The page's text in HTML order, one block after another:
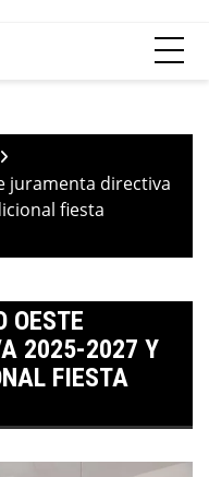
juramenta directiva
fiesta
OESTE
2025-2027 Y
FIESTA